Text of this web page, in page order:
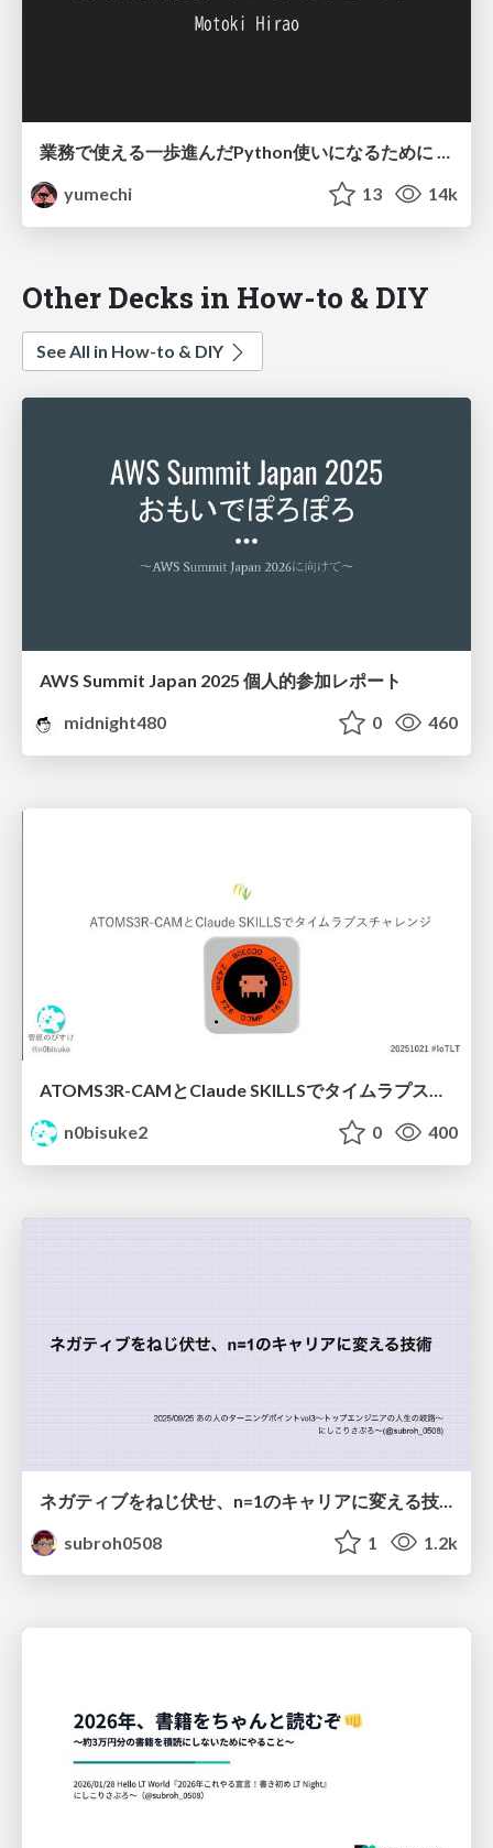
業務で使える一歩進んだPython使いになるために / To become an advanced user of Python that can be used at work
yumechi
13 14k
Other Decks in How-to & DIY
See All in How-to & DIY
AWS Summit Japan 2025 個人的参加レポート
midnight480
0 460
ATOMS3R-CAMとClaude SKILLSでタイムラプスチャレンジ #iotlt
n0bisuke2
0 400
subroh0508
1 1.2k